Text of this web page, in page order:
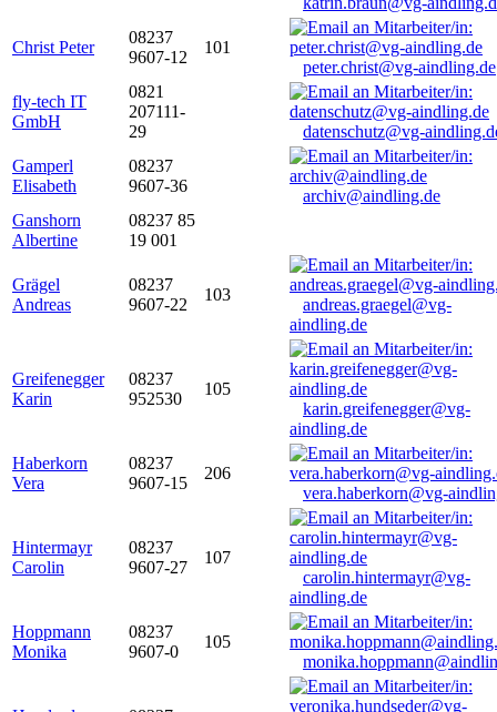
Christ Peter
08237
9607-12
101
peter.christ@vg-aindling.de
fly-tech IT
GmbH
0821
207111-
29
datenschutz@vg-
Gamperl
Elisabeth
08237
9607-36
archiv@aindling.de
Ganshorn
Albertine
08237 85
19 001
Grägel
Andreas
08237
9607-22
103
andreas.graegel@vg-
aindling.de
Greifenegger
Karin
08237
952530
105
karin.greifenegger@vg-
aindling.de
Haberkorn
Vera
08237
9607-15
206
vera.haberkorn@vg-
Hintermayr
Carolin
08237
9607-27
107
carolin.hintermayr@vg-
aindling.de
Hoppmann
Monika
08237
9607-0
105